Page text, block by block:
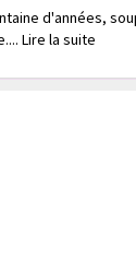
d'années,
Lire la suite